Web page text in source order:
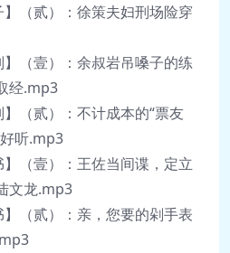
（贰）：徐策夫妇刑场险穿
（壹）：余叔岩吊嗓子的练
经.mp3
（贰）：不计成本的“票友
听.mp3
（壹）：王佐当间谍，定立
文龙.mp3
（贰）：亲，您要的剁手表